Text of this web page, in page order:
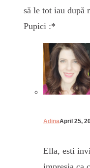
să le tot iau după
Pupici :*
AdinaApril 25,
Ella, esti